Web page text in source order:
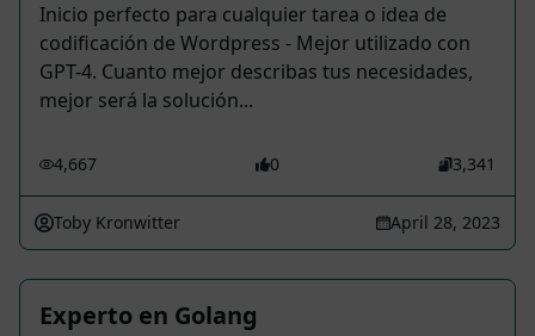
Inicio perfecto para cualquier tarea o idea de
codificación de Wordpress - Mejor utilizado con
GPT-4. Cuanto mejor describas tus necesidades,
mejor será la solución...
4,667 0 3,341
Toby Kronwitter April 28, 2023
Experto en Golang